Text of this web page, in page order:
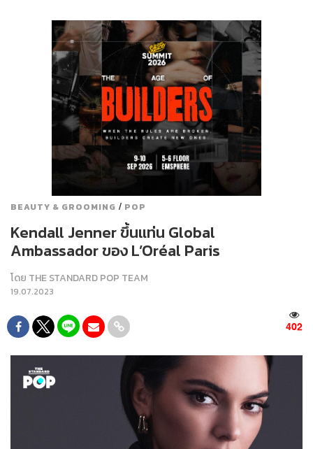
BEAUTY & GROOMING / POP
Kendall Jenner ขึ้นแท่น Global
Ambassador ของ L’Oréal Paris
โดย THE STANDARD POP TEAM
19.07.2023
402